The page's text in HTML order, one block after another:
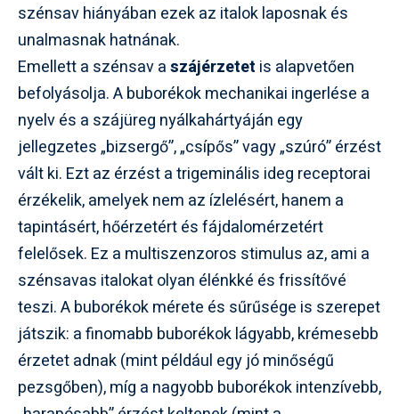
szénsav hiányában ezek az italok laposnak és
unalmasnak hatnának.
Emellett a szénsav aszájérzetet is alapvetően
befolyásolja. A buborékok mechanikai ingerlése a
nyelv és a szájüreg nyálkahártyáján egy
jellegzetes „bizsergő”, „csípős” vagy „szúró” érzést
vált ki. Ezt az érzést a trigeminális ideg receptorai
érzékelik, amelyek nem az ízlelésért, hanem a
tapintásért, hőérzetért és fájdalomérzetért
felelősek. Ez a multiszenzoros stimulus az, ami a
szénsavas italokat olyan élénkké és frissítővé
teszi. A buborékok mérete és sűrűsége is szerepet
játszik: a finomabb buborékok lágyabb, krémesebb
érzetet adnak (mint például egy jó minőségű
pezsgőben), míg a nagyobb buborékok intenzívebb,